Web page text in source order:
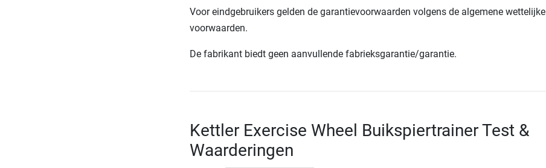
Voor eindgebruikers gelden de garantievoorwaarden volgens de algemene wettelijke
voorwaarden.
De fabrikant biedt geen aanvullende fabrieksgarantie/garantie.
Kettler Exercise Wheel Buikspiertrainer Test &
Waarderingen